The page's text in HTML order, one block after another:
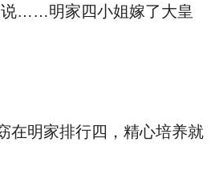
……明家四小姐嫁了大皇
明家排行四，精心培养就